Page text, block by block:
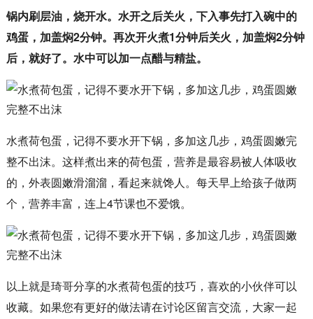
锅内刷层油，烧开水。水开之后关火，下入事先打入碗中的
鸡蛋，加盖焖2分钟。再次开火煮1分钟后关火，加盖焖2分钟
后，就好了。水中可以加一点醋与精盐。
水煮荷包蛋，记得不要水开下锅，多加这几步，鸡蛋圆嫩完
整不出沫。这样煮出来的荷包蛋，营养是最容易被人体吸收
的，外表圆嫩滑溜溜，看起来就馋人。每天早上给孩子做两
个，营养丰富，连上4节课也不爱饿。
以上就是琦哥分享的水煮荷包蛋的技巧，喜欢的小伙伴可以
收藏。如果您有更好的做法请在讨论区留言交流，大家一起